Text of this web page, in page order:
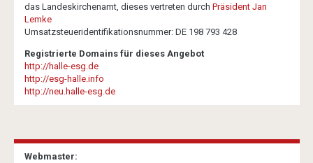
das Landeskirchenamt, dieses vertreten durch Präsident Jan
Lemke
Umsatzsteueridentifikationsnummer: DE 198 793 428
Registrierte Domains für dieses Angebot
http://halle-esg.de
http://esg-halle.info
http://neu.halle-esg.de
Webmaster: